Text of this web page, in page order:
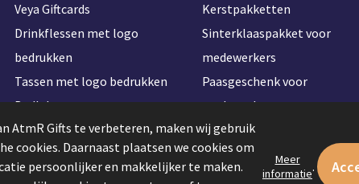
Veya Giftcards
Drinkflessen met logo
bedrukken
Tassen met logo bedrukken
Badlakens met naam
bedrukken
T-shirt met logo bedrukken
Speakers met logo bedrukken
Kerstpakketten
Sinterklaaspakket voor
medewerkers
Paasgeschenk voor
medewerkers
Onboardingpakket voor
werknemers
Zomerpakketten voor
AtmR Gifts te verbeteren, maken wij gebruik
cookies. Daarnaast plaatsen we cookies om
persoonlijker en makkelijker te maken.
Meer
informatie.